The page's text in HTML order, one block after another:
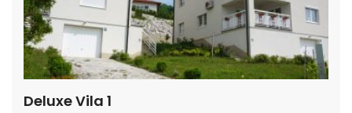
Deluxe Vila 1